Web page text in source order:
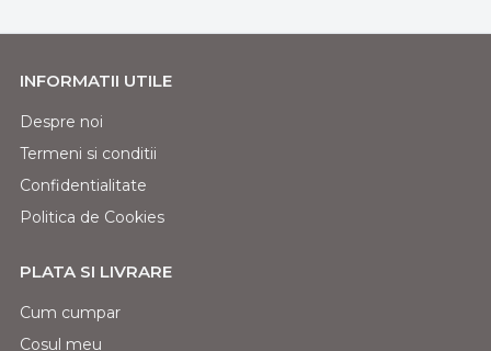
INFORMATII UTILE
Despre noi
Termeni si conditii
Confidentialitate
Politica de Cookies
PLATA SI LIVRARE
Cum cumpar
Cosul meu